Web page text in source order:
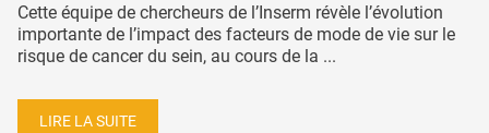
Cette équipe de chercheurs de l’Inserm révèle l’évolution
importante de l’impact des facteurs de mode de vie sur le
risque de cancer du sein, au cours de la ...
LIRE LA SUITE